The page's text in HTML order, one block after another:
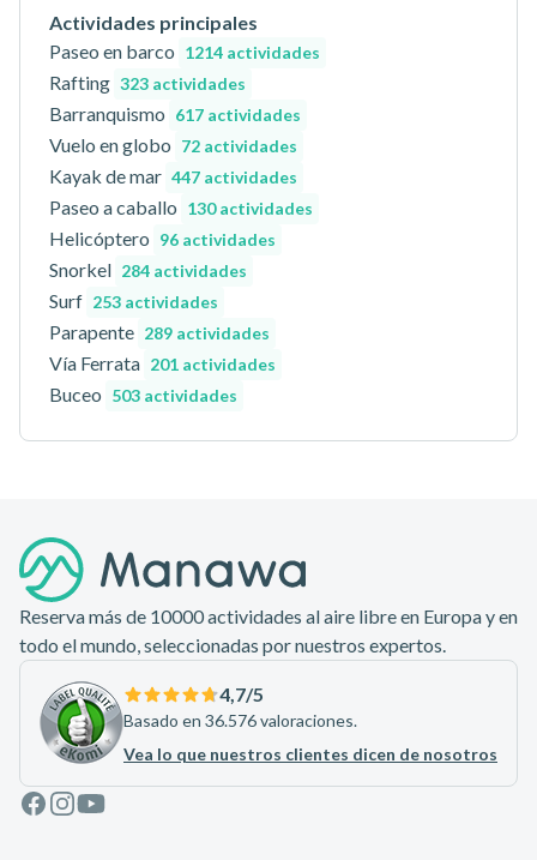
Actividades principales
Paseo en barco 1214 actividades
Rafting 323 actividades
Barranquismo 617 actividades
Vuelo en globo 72 actividades
Kayak de mar 447 actividades
Paseo a caballo 130 actividades
Helicóptero 96 actividades
Snorkel 284 actividades
Surf 253 actividades
Parapente 289 actividades
Vía Ferrata 201 actividades
Buceo 503 actividades
Reserva más de 10000 actividades al aire libre en Europa y en
todo el mundo, seleccionadas por nuestros expertos.
4,7/5
Basado en 36.576 valoraciones.
Vea lo que nuestros clientes dicen de nosotros
Facebook
Instagram
Youtube